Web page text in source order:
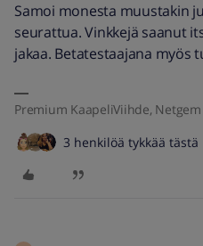
Samoi monesta muustakin
seurattua. Vinkkejä saanut
jakaa. Betatestaajana myös
Premium KaapeliViihde, Netgem
3 henkilöä tykkää tästä